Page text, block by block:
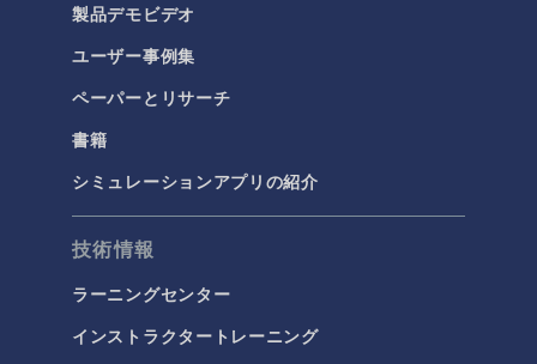
製品デモビデオ
ユーザー事例集
ペーパーとリサーチ
書籍
シミュレーションアプリの紹介
技術情報
ラーニングセンター
インストラクタートレーニング